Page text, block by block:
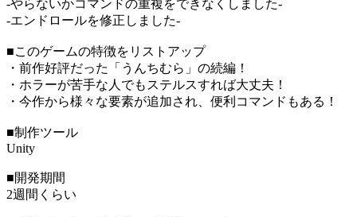
-やらないかコマンドの重複をできなくしました-
-エンドロールを修正しました-
■このゲームの特徴をリストアップ
・前作好評だった「うんちむら」の続編！
・ホラーが苦手な人でもステルスすれば大丈夫！
・今作から様々な要素が追加され、便利コマンドもある！
■制作ツール
Unity
■開発期間
2週間くらい